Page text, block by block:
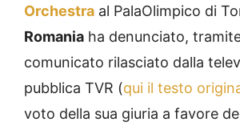
Orchestra al PalaOlimpico di
Romania ha denunciato,
comunicato rilasciato dalla
pubblica TVR (qui il testo
voto della sua giuria a favore